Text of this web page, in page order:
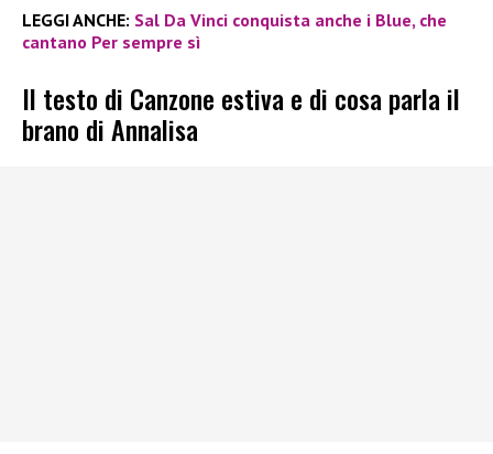
LEGGI ANCHE: Sal Da Vinci conquista anche i Blue, che
cantano Per sempre sì
Il testo di Canzone estiva e di cosa parla il
brano di Annalisa